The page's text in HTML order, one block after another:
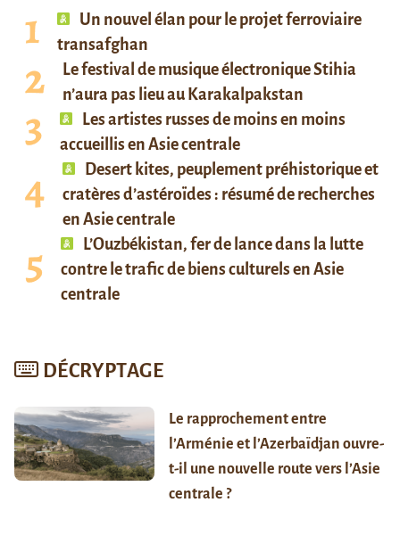
Un nouvel élan pour le projet ferroviaire
transafghan
Le festival de musique électronique Stihia
n’aura pas lieu au Karakalpakstan
Les artistes russes de moins en moins
accueillis en Asie centrale
Desert kites, peuplement préhistorique et
cratères d’astéroïdes : résumé de recherches
en Asie centrale
L’Ouzbékistan, fer de lance dans la lutte
contre le trafic de biens culturels en Asie
centrale
DÉCRYPTAGE
Le rapprochement entre
l’Arménie et l’Azerbaïdjan ouvre-
t-il une nouvelle route vers l’Asie
centrale ?